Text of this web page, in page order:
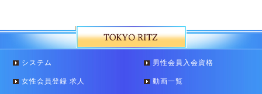
システム 男性会員入会資格
女性会員登録 求人 動画一覧